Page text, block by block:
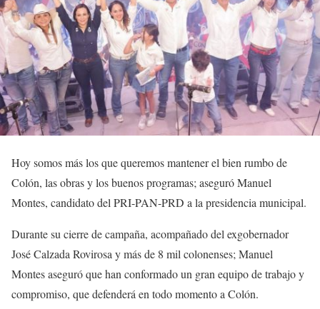
Hoy somos más los que queremos mantener el bien rumbo de
Colón, las obras y los buenos programas; aseguró Manuel
Montes, candidato del PRI-PAN-PRD a la presidencia municipal.
Durante su cierre de campaña, acompañado del exgobernador
José Calzada Rovirosa y más de 8 mil colonenses; Manuel
Montes aseguró que han conformado un gran equipo de trabajo y
compromiso, que defenderá en todo momento a Colón.